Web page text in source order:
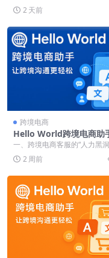
交电商效率
到高效转化 在全球社交电商高
展的背景下，出...
2 天前
跨境电商
Hello World跨境电商助
度评测：AI客服如何将人
一、跨境电商客服的“人力黑
跨境电商运营中，客服人力成
往是仅次于物流和...
2 周前